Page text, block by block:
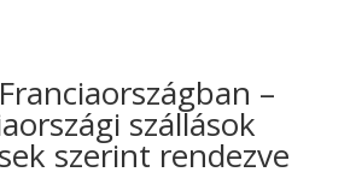
–
szállások
szerint rendezve